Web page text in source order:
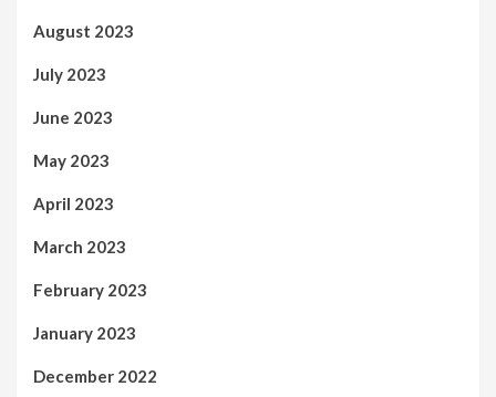
August 2023
July 2023
June 2023
May 2023
April 2023
March 2023
February 2023
January 2023
December 2022